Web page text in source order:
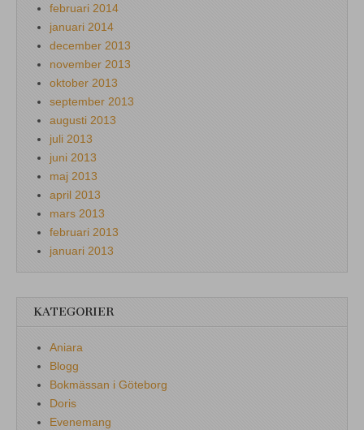
februari 2014
januari 2014
december 2013
november 2013
oktober 2013
september 2013
augusti 2013
juli 2013
juni 2013
maj 2013
april 2013
mars 2013
februari 2013
januari 2013
KATEGORIER
Aniara
Blogg
Bokmässan i Göteborg
Doris
Evenemang